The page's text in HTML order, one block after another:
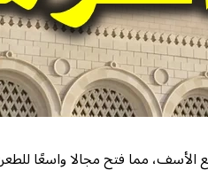
مما فتح مجالا واسعًا